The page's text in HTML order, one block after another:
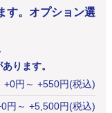
す。オプション選
ります。
+0円 ～ +550円(税込)
0円 ～ +5,500円(税込)